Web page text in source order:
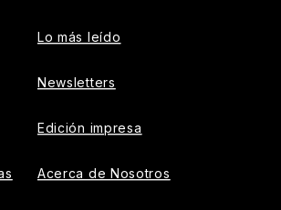
Lo más leído
Newsletters
Edición impresa
Acerca de Nosotros